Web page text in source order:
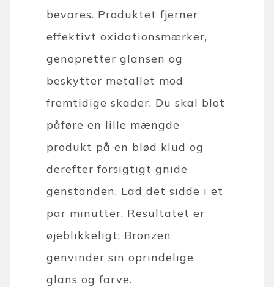
bevares. Produktet fjerner
effektivt oxidationsmærker,
genopretter glansen og
beskytter metallet mod
fremtidige skader. Du skal blot
påføre en lille mængde
produkt på en blød klud og
derefter forsigtigt gnide
genstanden. Lad det sidde i et
par minutter. Resultatet er
øjeblikkeligt: Bronzen
genvinder sin oprindelige
glans og farve.